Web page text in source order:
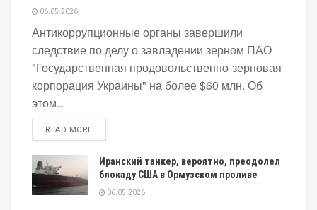
06.05.2026
Антикоррупционные органы завершили
следствие по делу о завладении зерном ПАО
"Государственная продовольственно-зерновая
корпорация Украины" на более $60 млн. Об
этом...
READ MOREDETAILS
Иранский танкер, вероятно, преодолел
блокаду США в Ормузском проливе
06.05.2026